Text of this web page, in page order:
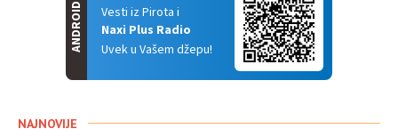
Vesti iz Pirota i
Naxi Plus Radio
Uvek u Vašem džepu!
ANDROID
NAJNOVIJE